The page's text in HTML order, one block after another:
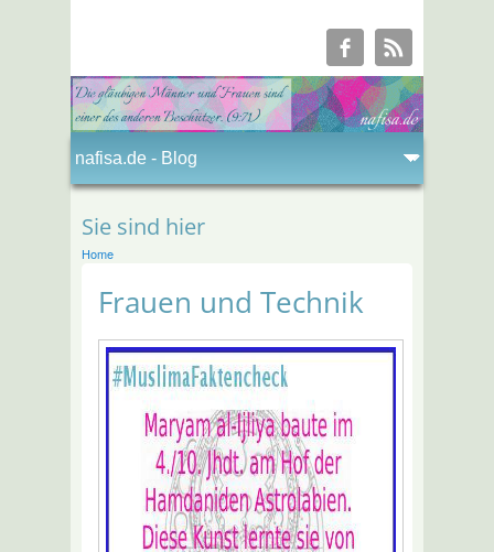
Sie sind hier
Home
Frauen und Technik